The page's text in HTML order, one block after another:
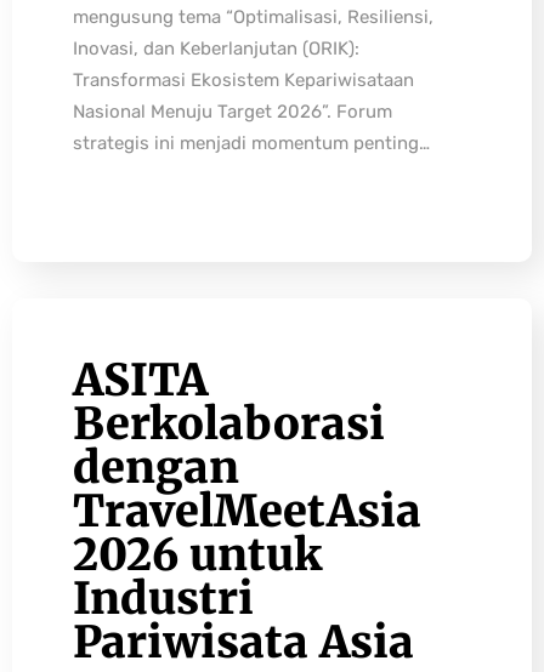
mengusung tema “Optimalisasi, Resiliensi,
Inovasi, dan Keberlanjutan (ORIK):
Transformasi Ekosistem Kepariwisataan
Nasional Menuju Target 2026”. Forum
strategis ini menjadi momentum penting…
ASITA
Berkolaborasi
dengan
TravelMeetAsia
2026 untuk
Industri
Pariwisata Asia